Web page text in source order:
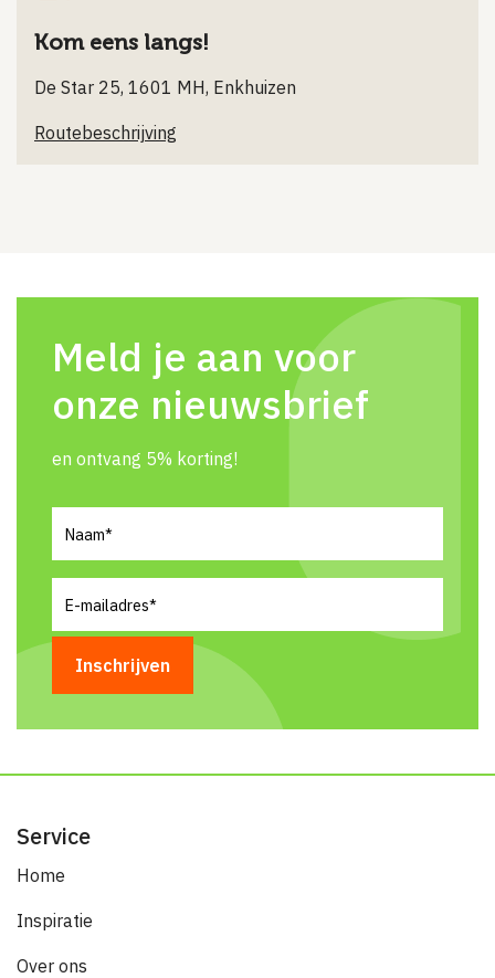
Kom eens langs!
De Star 25, 1601 MH, Enkhuizen
Routebeschrijving
Meld je aan voor
onze nieuwsbrief
en ontvang 5% korting!
mailadres(Vereist)
Service
Home
Inspiratie
Over ons